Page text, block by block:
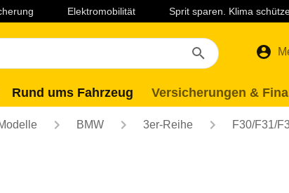
Elektromobilität Sprit sparen. Klima
Rund ums Fahrzeug Versicherungen &
BMW 3er-Reihe F30/F31/